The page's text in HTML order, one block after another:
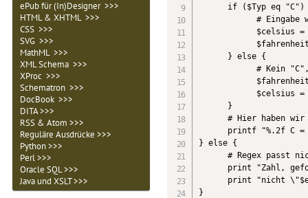
ePub für (In)Designer >>>
HTML & XHTML >>>
CSS >>>
SVG >>>
MathML >>>
XML Schema >>>
XProc >>>
Schematron >>>
DocBook >>>
DITA >>>
RSS & Atom >>>
Reguläre Ausdrücke >>>
Python >>>
Perl >>>
Oracle SQL >>>
Java und XSLT >>>
if ($Typ eq "C")
# Eingabe
$celsius =
      } else {
# Kein
$celsius
      }
# Hier haben
printf "%.2f C
} else {
# Regex passt
print "Zahl,
print "nicht
}